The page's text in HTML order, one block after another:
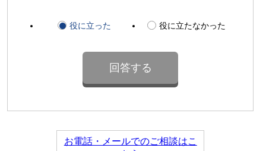
役に立った 役に立たなかった
お電話・メールでのご相談はこ